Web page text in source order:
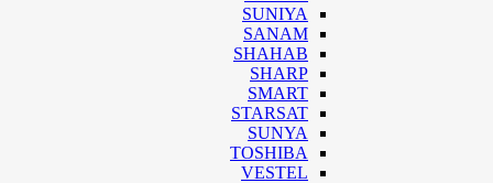
SUNIYA
SANAM
SHAHAB
SHARP
SMART
STARSAT
SUNYA
TOSHIBA
VESTEL